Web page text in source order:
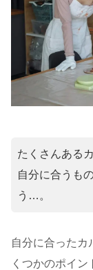
たくさんある
自分に合うも
う…。
自分に合ったカ
くつかのポイ